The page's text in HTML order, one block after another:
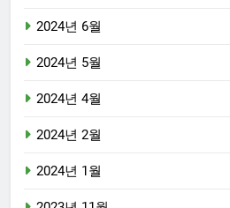
2024년 6월
2024년 5월
2024년 4월
2024년 2월
2024년 1월